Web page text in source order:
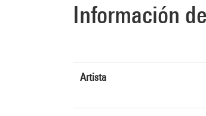
Información
Artista